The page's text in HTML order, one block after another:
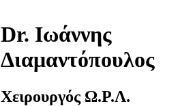
Dr. Ιωάννης
Διαμαντόπουλος
Χειρουργός Ω.Ρ.Λ.